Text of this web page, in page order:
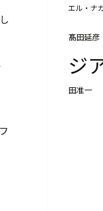
エル・ナ
髙田延彦
ジ
田准一